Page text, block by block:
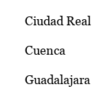
Ciudad Real
Cuenca
Guadalajara